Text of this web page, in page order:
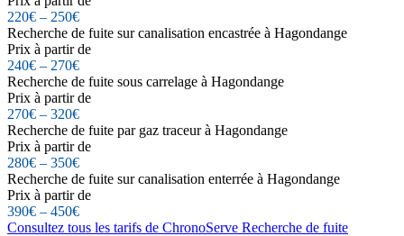
220€ – 250€
Recherche de fuite sur canalisation encastrée à Hagondange
Prix à partir de
240€ – 270€
Recherche de fuite sous carrelage à Hagondange
Prix à partir de
270€ – 320€
Recherche de fuite par gaz traceur à Hagondange
Prix à partir de
280€ – 350€
Recherche de fuite sur canalisation enterrée à Hagondange
Prix à partir de
390€ – 450€
Consultez tous les tarifs de ChronoServe Recherche de fuite